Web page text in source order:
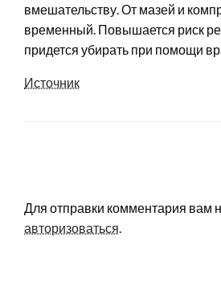
вмешательству. От мазей и
временный. Повышается риск
придется убирать при помощи
Источник
Для отправки комментария вам
авторизоваться.